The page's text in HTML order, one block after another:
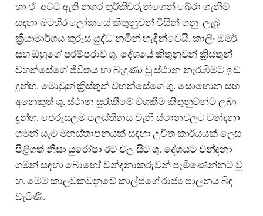
හා ඒ අවට ඇති නගර තුර්කිවරුන්ගෙන් බේරා ගැනීම
සඳහා බටහිර ලෝකයේ කිතුනුවන් විසින් ගනු ලැබූ
ක්‍රියාමාර්ගය කුරුස යුද්ධ නමින් හැදින්වෙයි. කාලිං ඔමර්
සහ ඔහුගේ පරම්පරාව ශු. දේශයේ කිතුනුවන් ක්‍රිස්තුන්
වහන්සේගේ ජීවිතය හා බැදුණා වූ ස්ථාන නැරැඹීමට ඉඩ
දුන්හ. මොවුන් ක්‍රිස්තුන් වහන්සේගේ ශු. සොහොන සහ
අනෙකුත් ශු. ස්ථාන සුරැකීමේ වගකීම කිතුනුවන්ට ලබා
දුන්හ. ජෙරුසලම පලස්තීනය වැනි ස්ථානවලට වන්දනා
ගමන් යෑම මනස්තාපනයක් සඳහා උචිත කාර්යයක් ලෙස
පිළිගත් නිසා යුරෝපා රට වල සිට ශු. දේශයට වන්දනා
ගමන් සඳහා බොහෝ වන්දනාකරුවන් පැමිණෙන්නට වූ
හ. මෙම කාලවකවනුවේ කාල්ප්ගේ රාජ්‍ය පාලනය බිඳ
වැටිණි.